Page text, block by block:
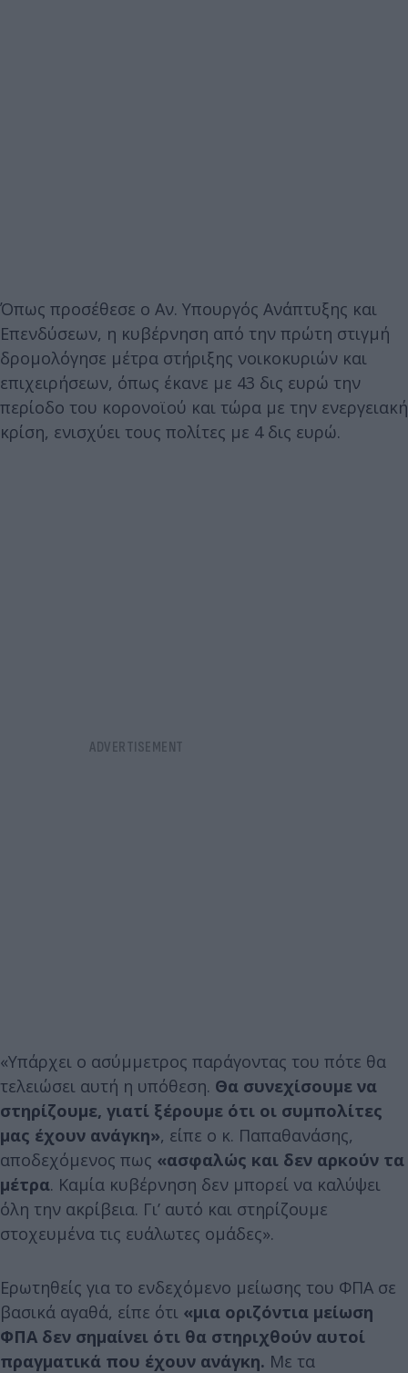
Όπως προσέθεσε ο Αν. Υπουργός Ανάπτυξης και
Επενδύσεων, η κυβέρνηση από την πρώτη στιγμή
δρομολόγησε μέτρα στήριξης νοικοκυριών και
επιχειρήσεων, όπως έκανε με 43 δις ευρώ την
περίοδο του κορονοϊού και τώρα με την ενεργειακή
κρίση, ενισχύει τους πολίτες με 4 δις ευρώ.
«Υπάρχει ο ασύμμετρος παράγοντας του πότε θα
τελειώσει αυτή η υπόθεση. Θα συνεχίσουμε να
στηρίζουμε, γιατί ξέρουμε ότι οι συμπολίτες
μας έχουν ανάγκη», είπε ο κ. Παπαθανάσης,
αποδεχόμενος πως «ασφαλώς και δεν αρκούν τα
μέτρα. Καμία κυβέρνηση δεν μπορεί να καλύψει
όλη την ακρίβεια. Γι’ αυτό και στηρίζουμε
στοχευμένα τις ευάλωτες ομάδες».
Ερωτηθείς για το ενδεχόμενο μείωσης του ΦΠΑ σε
βασικά αγαθά, είπε ότι «μια οριζόντια μείωση
ΦΠΑ δεν σημαίνει ότι θα στηριχθούν αυτοί
πραγματικά που έχουν ανάγκη. Με τα